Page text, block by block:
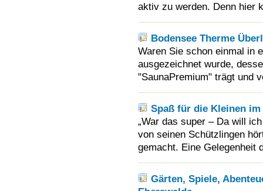
aktiv zu werden. Denn hier
Bodensee Therme
Waren Sie schon einmal in
ausgezeichnet wurde,
"SaunaPremium" trägt und
Spaß für die Kleinen
„War das super – Da will
von seinen Schützlingen
gemacht. Eine Gelegenheit
Gärten, Spiele,